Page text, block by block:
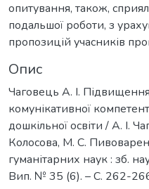
опитування, також,
подальшої роботи, з
пропозицій учасників
Опис
Чаговець А. І.
комунікативної
дошкільної освіти / А. І.
Колосова, М. С.
гуманітарних наук : зб.
Вип. № 35 (6). – С. 262-